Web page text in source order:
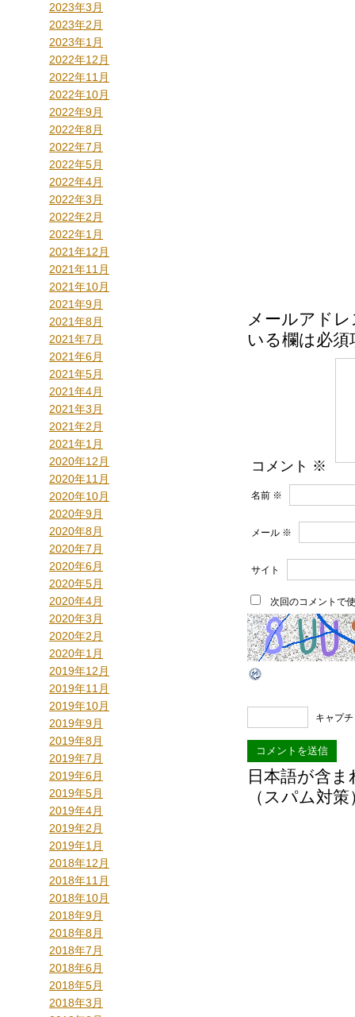
2023年3月
2023年2月
2023年1月
2022年12月
2022年11月
2022年10月
2022年9月
2022年8月
2022年7月
2022年5月
2022年4月
2022年3月
2022年2月
2022年1月
2021年12月
2021年11月
2021年10月
2021年9月
2021年8月
2021年7月
2021年6月
2021年5月
2021年4月
2021年3月
2021年2月
2021年1月
2020年12月
2020年11月
2020年10月
2020年9月
2020年8月
2020年7月
2020年6月
2020年5月
2020年4月
2020年3月
2020年2月
2020年1月
2019年12月
2019年11月
2019年10月
2019年9月
2019年8月
2019年7月
2019年6月
2019年5月
2019年4月
2019年2月
2019年1月
2018年12月
2018年11月
2018年10月
2018年9月
2018年8月
2018年7月
2018年6月
2018年5月
2018年3月
メールアド
いる欄は必須
コメント ※
名前 ※
メール ※
サイト
次回のコメントで
キャプ
日本語が含
（スパム対策